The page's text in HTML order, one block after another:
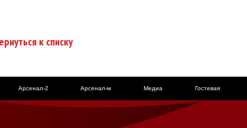
к списку
Арсенал-2 Арсенал-м Медиа Гостевая